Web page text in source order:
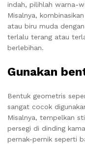
indah, pilihlah warna-
Misalnya,
atau biru muda
terlalu terang atau
berlebihan.
Gunakan
Bentuk geometris
sangat cocok
Misalnya, tempelkan
persegi di dinding
pernak-pernik seperti